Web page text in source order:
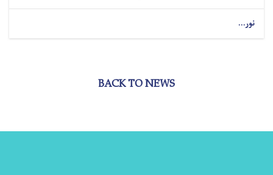
نور...
BACK TO NEWS